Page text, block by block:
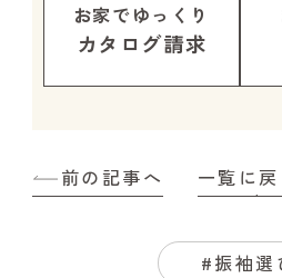
お家でゆっくり
カタログ請求
前の記事へ 一覧に戻
#振袖選